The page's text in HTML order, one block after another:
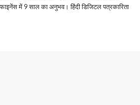
में 9 साल का अनुभव। हिंदी डिजिटल पत्रकारिता